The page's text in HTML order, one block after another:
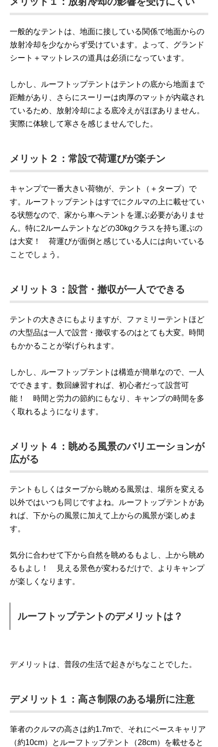
一般的なテントは、地面に接している関係で地面からの
放射冷却を少なからず受けています。よって、グランド
シート＋マットレスの道具は必須になっています。
しかし、ルーフトップテントはテントの底から地面まで
距離があり、さらにスーリーは肉厚のマットが内蔵され
ているため、放射冷却による底冷えがほぼありません。
実際に体験して寒さを感じませんでした。
メリット２：常設で荷運びが楽チン
キャンプで一番大きい荷物が、テント（＋タープ）で
す。ルーフトップテントはすでにクルマの上に載せてい
る状態なので、家から車へテントを運ぶ必要がありませ
ん。特に2ルームテントなどの30kgクラスを持ち運ぶの
は大変！ 荷運びが面倒と感じている人には向いている
ことでしょう。
メリット３：設営・撤収が一人でできる
テントの大きさにもよりますが、ファミリーテントほど
の大型品は一人で設営・撤収するのはとても大変。時間
もかかることが挙げられます。
しかし、ルーフトップテントは構造が簡単なので、一人
でできます。数回練習すれば、初心者だって設営可
能！ 時間と労力の節約にもなり、キャンプの時間を多
く取れるようになります。
メリット４：眺める風景のバリエーションが
広がる
テントもしくはタープから眺める風景は、場所を変える
以外ではいつも同じですよね。ルーフトップテントがあ
れば、下からの風景に加えて上からの風景が楽しめま
す。
気分に合わせて下から自然を眺めるもよし、上から眺め
るもよし！ 見える景色が変わるだけで、よりキャンプ
が楽しくなります。
ルーフトップテントのデメリットは？
デメリットは、普段の生活で起きがちなことでした。
デメリット１：高さ制限のある場所に注意
筆者のクルマの高さは約1.7mで、それにベースキャリア
（約10cm）
とルーフトップテント（28cm）を載せると